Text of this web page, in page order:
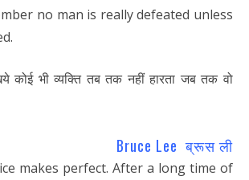
no man is really defeated unless
कोई भी व्यक्ति तब तक नहीं हारता जब तक वो
Bruce Lee ब्रूस ली
makes perfect. After a long time of